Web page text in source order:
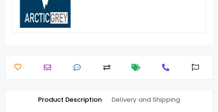
Product Description Delivery and Shipping